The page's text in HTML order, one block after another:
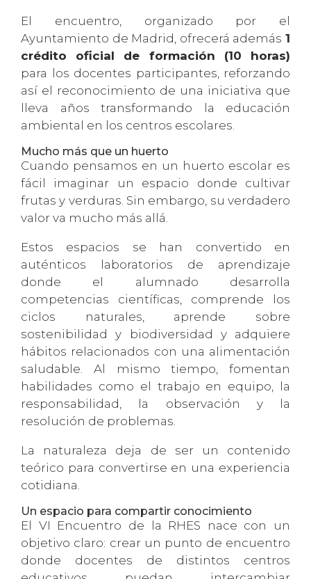
El encuentro, organizado por el
Ayuntamiento de Madrid, ofrecerá además 1
crédito oficial de formación (10 horas)
para los docentes participantes, reforzando
así el reconocimiento de una iniciativa que
lleva años transformando la educación
ambiental en los centros escolares.
Mucho más que un huerto
Cuando pensamos en un huerto escolar es
fácil imaginar un espacio donde cultivar
frutas y verduras. Sin embargo, su verdadero
valor va mucho más allá.
Estos espacios se han convertido en
auténticos laboratorios de aprendizaje
donde el alumnado desarrolla
competencias científicas, comprende los
ciclos naturales, aprende sobre
sostenibilidad y biodiversidad y adquiere
hábitos relacionados con una alimentación
saludable. Al mismo tiempo, fomentan
habilidades como el trabajo en equipo, la
responsabilidad, la observación y la
resolución de problemas.
La naturaleza deja de ser un contenido
teórico para convertirse en una experiencia
cotidiana.
Un espacio para compartir conocimiento
El VI Encuentro de la RHES nace con un
objetivo claro: crear un punto de encuentro
donde docentes de distintos centros